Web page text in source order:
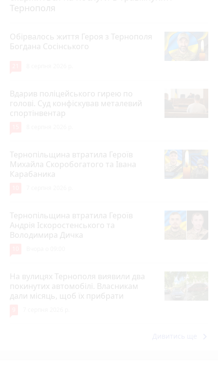
Тернополя
Обірвалось життя Героя з Тернополя
Богдана Сосінського
Вдарив поліцейського гирею по
голові. Суд конфіскував металевий
спортінвентар
Тернопільщина втратила Героїв
Михайла Скоробогатого та Івана
Карабаника
Тернопільщина втратила Героїв
Андрія Іскоростенського та
Володимира Дичка
На вулицях Тернополя виявили два
покинутих автомобілі. Власникам
дали місяць, щоб їх прибрати